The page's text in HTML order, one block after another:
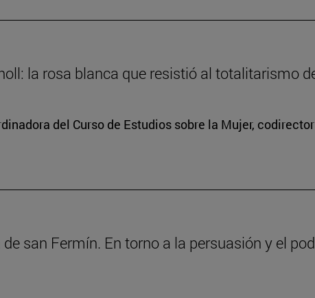
la rosa blanca que resistió al totalitarismo
del Curso de Estudios sobre la Mujer,
san Fermín. En torno a la persuasión y el